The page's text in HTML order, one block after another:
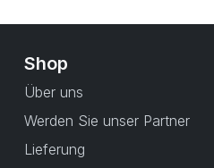
Shop
Über uns
Werden Sie unser Partner
Lieferung